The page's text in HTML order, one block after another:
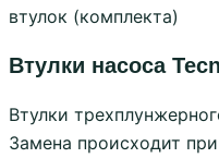
втулок (комплекта)
Втулки насоса
Втулки
Замена происходит